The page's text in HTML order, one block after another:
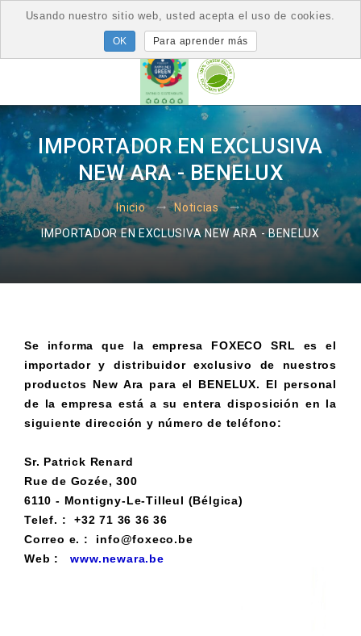
IMPORTADOR EN EXCLUSIVA
NEW ARA - BENELUX
Inicio Noticias
IMPORTADOR EN EXCLUSIVA NEW ARA - BENELUX
Se informa que la empresa FOXECO SRL es el
importador y distribuidor exclusivo de nuestros
productos New Ara para el BENELUX. El personal
de la empresa está a su entera disposición en la
siguiente dirección y número de teléfono:
Sr. Patrick Renard
Rue de Gozée, 300
6110 - Montigny-Le-Tilleul (Bélgica)
Telef. : +32 71 36 36 36
Correo e. : info@foxeco.be
Web :www.newara.be
Usando nuestro sitio web, usted acepta el uso de cookies.
Para aprender más